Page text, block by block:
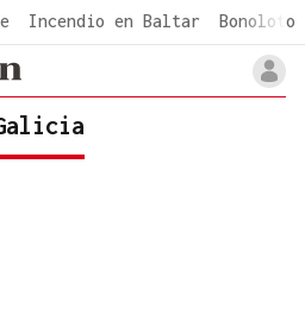
Incendio en Baltar Bonoloto